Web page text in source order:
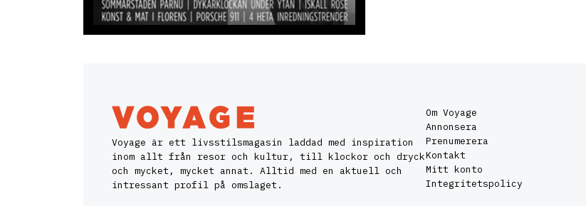
Voyage är ett livsstilsmagasin laddad med inspiration
inom allt från resor och kultur, till klockor och dryck
och mycket, mycket annat. Alltid med en aktuell och
intressant profil på omslaget.
Om Voyage
Annonsera
Prenumerera
Kontakt
Mitt konto
Integritetspolicy